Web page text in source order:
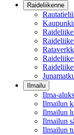
Raideliikenne
Ilmailu
Ilma-
Ilmailun
Ilmailun
Ilmailun
Ilmailun